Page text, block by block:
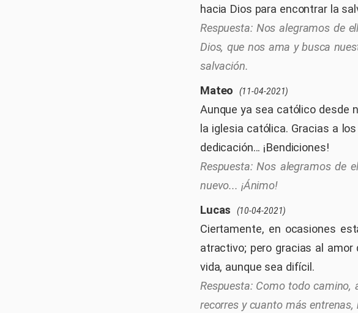
hacia Dios para encontrar la
Nos alegramos de
Dios, que nos ama y busca
salvación.
Mateo
(11-04-2021)
Aunque ya sea católico desde
la iglesia católica. Gracias a
dedicación... ¡Bendiciones!
Nos alegramos de
nuevo... ¡Ánimo!
Lucas
(10-04-2021)
Ciertamente, en ocasiones
atractivo; pero gracias al
vida, aunque sea difícil.
Como todo camino,
recorres y cuanto más entrenas,